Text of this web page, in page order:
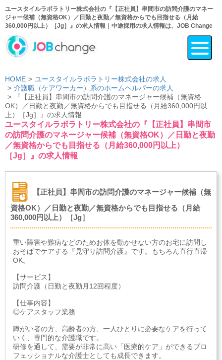
ユースタイルラボラトリー株式会社の『【正社員】串間市の訪問介護のマネー
ジャー候補（無資格OK）／日勤と夜勤／無資格からでも目指せる（月給
360,000円以上）［Jg］』の求人情報｜中途採用の求人情報は、JOB Change
HOME
ユースタイルラボラトリー株式会社の求人
介護職（ケアワーカー）系のホームヘルパーの求人
『【正社員】串間市の訪問介護のマネージャー候補（無資格
OK）／日勤と夜勤／無資格からでも目指せる（月給360,000円以
上）［Jg］』の求人情報
ユースタイルラボラトリー株式会社の『【正社員】串間市
の訪問介護のマネージャー候補（無資格OK）／日勤と夜勤
／無資格からでも目指せる（月給360,000円以上）
［Jg］』の求人情報
【正社員】串間市の訪問介護のマネージャー候補（無
資格OK）／日勤と夜勤／無資格からでも目指せる（月給
360,000円以上）［Jg］
重い障害や難病などのためお体を動かせない方のお宅に訪問し
おそばでケアする『見守り訪問介護』です。もちろん直行直帰
OK。
【サービス】
訪問介護（日勤と夜勤月12回程度）
【仕事内容】
◎ケアスタッフ業務
障がい者の方、高齢者の方、一人ひとりに必要なケアを行って
いく、専門的な介護職です。
研修を通して、需要が非常に高い「医療的ケア」ができるプロ
フェッショナルな介護士としても成長できます。